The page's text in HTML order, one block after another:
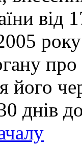
від
днів